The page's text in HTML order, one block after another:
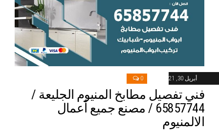
أبريل 30, 2021 0
فني تفصيل مطابخ المنيوم الجليعة /
65857744 / مصنع جميع أعمال
الالمنيوم